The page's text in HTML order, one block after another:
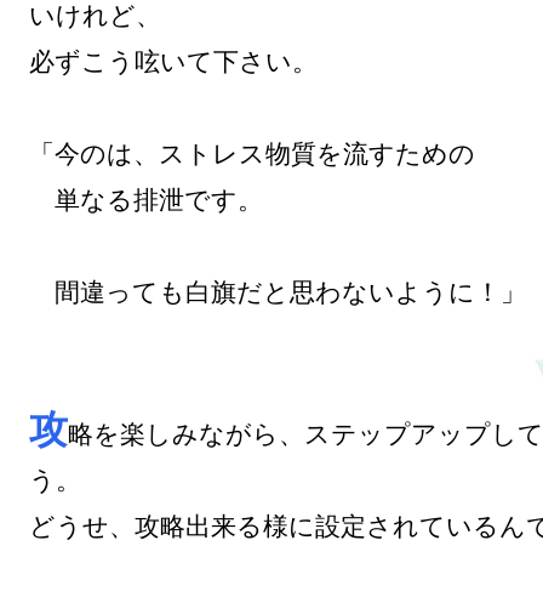
いけれど、
必ずこう呟いて下さい。
「今のは、ストレス物質を流すための
単なる排泄です。
間違っても白旗だと思わないように！」
攻略を楽しみながら、ステップアップし
う。